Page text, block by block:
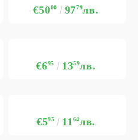
€5000 9779лв.
€695 1359лв.
€595 11 64лв.